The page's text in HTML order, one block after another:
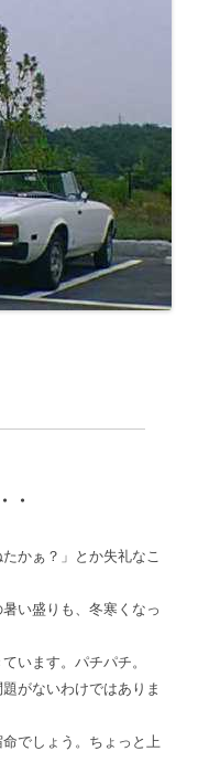
・
かぁ？」とか失礼なこ
い盛りも、冬寒くなっ
います。パチパチ。
がないわけではありま
でしょう。ちょっと上